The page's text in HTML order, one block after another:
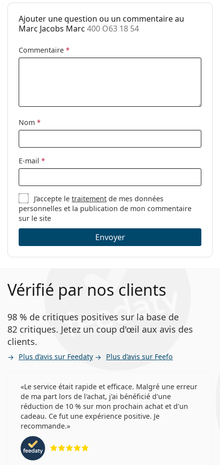
Poids:
40 g
nez ajustables:
Non
Clip-on:
nettoyage:
Autres
Catégorie:
Marque:
Code:
Ajouter une question ou un commentaire au
Marc Jacobs Marc 400 O63 18 54
Commentaire *
Nom *
E-mail *
J’accepte letraitement de mes données
personnelles et la publication de mon commentaire
sur le site
Envoyer
Vérifié par nos clients
98 % de critiques positives sur la base de
82 critiques. Jetez un coup d'œil aux avis des
clients.
Plus d’avis sur Feedaty Plus d’avis sur Feefo
Le service était rapide et efficace. Malgré une erreur
de ma part lors de l'achat, j'ai bénéficié d'une
réduction de 10 % sur mon prochain achat et d'un
cadeau. Ce fut une expérience positive. Je
recommande.